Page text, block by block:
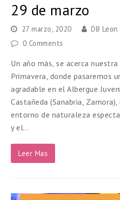
29 de marzo
27 marzo, 2020 DB Leon
0 Comments
Un año más, se acerca
Primavera, donde pasaremos
agradable en el Albergue
Castañeda (Sanabria,
entorno de naturaleza
y el…
Leer Mas